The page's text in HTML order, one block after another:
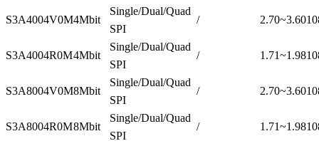
S3A4004V0M4Mbit
Single/Dual/Quad
SPI
/ 2.70~3.60
S3A4004R0M4Mbit
Single/Dual/Quad
SPI
/ 1.71~1.98
S3A8004V0M8Mbit
Single/Dual/Quad
SPI
/ 2.70~3.60
S3A8004R0M8Mbit
Single/Dual/Quad
SPI
/ 1.71~1.98